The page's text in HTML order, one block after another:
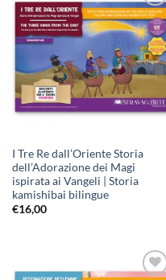
Aggiungi
alla lista
dei
desideri
I Tre Re dall’Oriente Storia
dell’Adorazione dei Magi
ispirata ai Vangeli | Storia
kamishibai bilingue
€16,00